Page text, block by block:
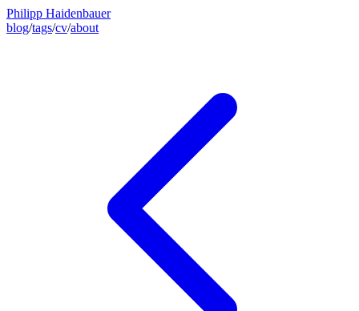
Philipp Haidenbauer
blog/tags/cv/about